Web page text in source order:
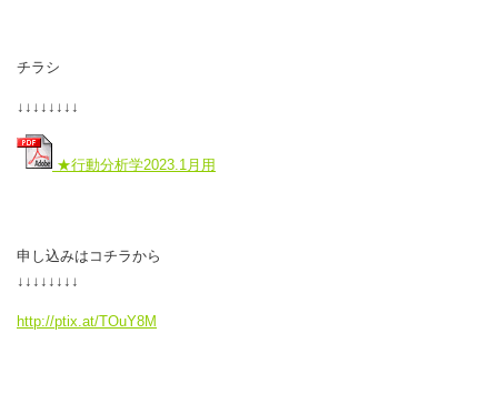
チラシ
↓↓↓↓↓↓↓↓
★行動分析学2023.1月用
申し込みはコチラから
↓↓↓↓↓↓↓↓
http://ptix.at/TOuY8M